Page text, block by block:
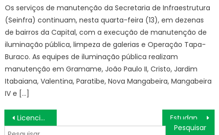
Os serviços de manutenção da Secretaria de Infraestrutura
(Seinfra) continuam, nesta quarta-feira (13), em dezenas
de bairros da Capital, com a execução de manutenção de
iluminação pública, limpeza de galerias e Operação Tapa-
Buraco. As equipes de iluminação pública realizam
manutenção em Gramame, João Paulo II, Cristo, Jardim
Itabaiana, Valentina, Paratibe, Nova Mangabeira, Mangabeira
IV e […]
Navegação
Licenciamento 2024 chega às placas 7 e 8 em outubro no estado de SP
Pesquisar